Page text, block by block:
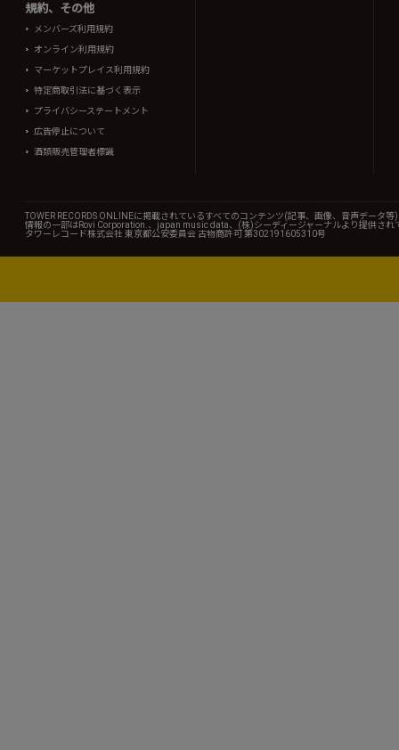
規約、その他
メンバーズ利用規約
オンライン利用規約
マーケットプレイス利用規約
特定商取引法に基づく表示
プライバシーステートメント
広告停止について
酒類販売管理者標識
TOWER RECORDS ONLINEに掲載されているすべてのコンテンツ(記事、画像、音声データ
情報の一部はRovi Corporation.、japan music data、(株)シーディージャーナルより提供され
タワーレコード株式会社 東京都公安委員会 古物商許可 第302191605310号